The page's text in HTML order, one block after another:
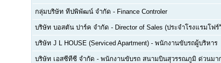
กลุ่มบริษัท ทีปพิพัฒน์ จำกัด - Finance Controler
บริษัท บอสตัน ปาร์ค จำกัด - Director of Sales (ประจำโรงแรมโ
บริษัท J L HOUSE (Serviced Apartment) - พนักงานขับรถผู้บริหาร
บริษัท เอสซีทีซี จำกัด - พนักงานขับรถ สนามบินสุวรรณภูมิ ด่วนมา